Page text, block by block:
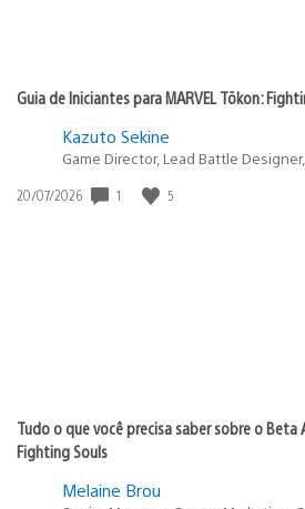
Guia de Iniciantes para MARVEL Tōkon:
Kazuto Sekine
Game Director, Lead Battle
Data
20/07/2026 1 5
Tudo o que você precisa saber sobre o Beta
Fighting Souls
Melaine Brou